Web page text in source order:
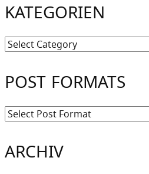
KATEGORIEN
Kategorien
POST FORMATS
ARCHIV